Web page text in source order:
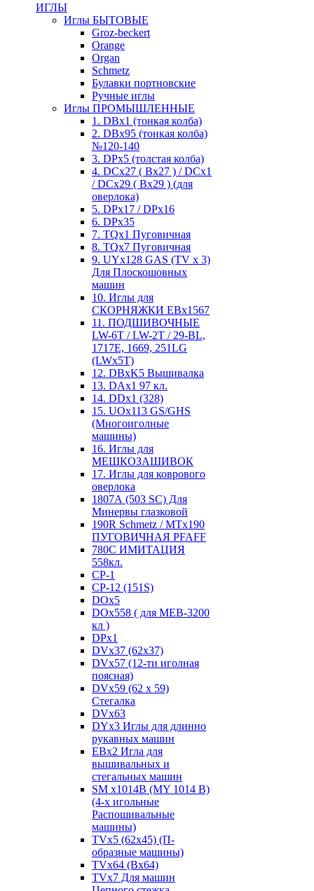
ИГЛЫ
Иглы БЫТОВЫЕ
Groz-beckert
Orange
Organ
Schmetz
Булавки портновские
Ручные иглы
Иглы ПРОМЫШЛЕННЫЕ
1. DBx1 (тонкая колба)
2. DBx95 (тонкая колба)
№120-140
3. DPx5 (толстая колба)
4. DCx27 ( Bx27 ) / DCx1
/ DCx29 ( Bx29 ) (для
оверлока)
5. DPx17 / DPx16
6. DPx35
7. TQx1 Пуговичная
8. TQx7 Пуговичная
9. UYx128 GAS (TV x 3)
Для Плоскошовных
машин
10. Иглы для
СКОРНЯЖКИ EBx1567
11. ПОДШИВОЧНЫЕ
LW-6T / LW-2T / 29-BL,
1717E, 1669, 251LG
(LWx5T)
12. DBxK5 Вышивалка
13. DAx1 97 кл.
14. DDx1 (328)
15. UOx113 GS/GHS
(Многоиголные
машины)
16. Иглы для
МЕШКОЗАШИВОК
17. Иглы для коврового
оверлока
1807А (503 SC) Для
Минервы глазковой
190R Schmetz / MTx190
ПУГОВИЧНАЯ PFAFF
780С ИМИТАЦИЯ
558кл.
CP-1
CP-12 (151S)
DOx5
DOx558 ( для MEB-3200
кл )
DPx1
DVx37 (62x37)
DVx57 (12-ти иголная
поясная)
DVx59 (62 x 59)
Стегалка
DVx63
DYx3 Иглы для длинно
рукавных машин
EBx2 Игла для
вышивальных и
стегальных машин
SM x1014B (MY 1014 B)
(4-х игольные
Распошивальные
машины)
TVх5 (62х45) (П-
образные машины)
TVх64 (Вх64)
TVх7 Для машин